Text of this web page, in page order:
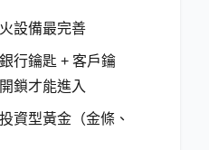
設備最完善
行鑰匙 + 客戶鑰
鎖才能進入
資型黃金（金條、